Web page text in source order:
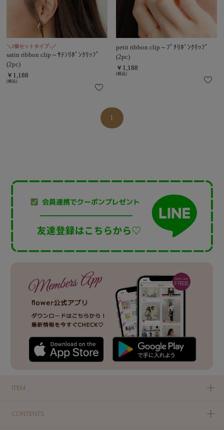
＼2個セットタイプ♪／
satin ribbon clip～ｻﾃﾝﾘﾎﾞﾝｸﾘｯﾌﾟ
(2pc)
￥1,188
(税込)
petit ribbon clip～ﾌﾟﾁﾘﾎﾞﾝｸﾘｯﾌﾟ
(2pc)
￥1,188
(税込)
1
ITEM
CONTENTS